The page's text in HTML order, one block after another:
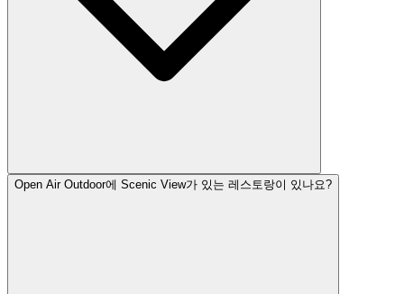
Open Air Outdoor에 Scenic View가 있는 레스토랑이 있나요?